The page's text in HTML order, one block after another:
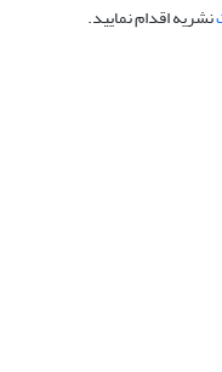
نشریه اقدام نمایید.